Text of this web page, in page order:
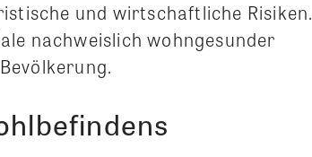
und wirtschaftliche Risiken.
nachweislich wohngesunder